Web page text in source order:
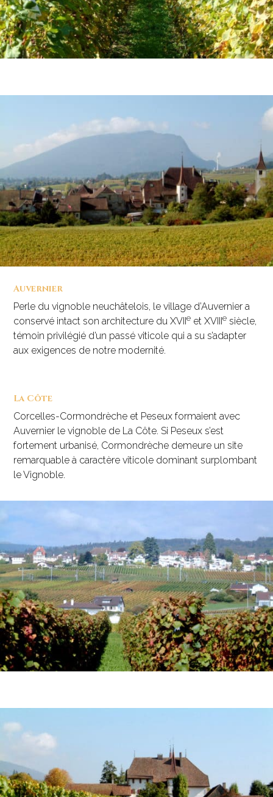
Auvernier
Perle du vignoble neuchâtelois, le village d’Auvernier a
conservé intact son architecture du XVIIe et XVIIIe siècle,
témoin privilégié d’un passé viticole qui a su s’adapter
aux exigences de notre modernité.
La Côte
Corcelles-Cormondrèche et Peseux formaient avec
Auvernier le vignoble de La Côte. Si Peseux s’est
fortement urbanisé, Cormondrèche demeure un site
remarquable à caractère viticole dominant surplombant
le Vignoble.